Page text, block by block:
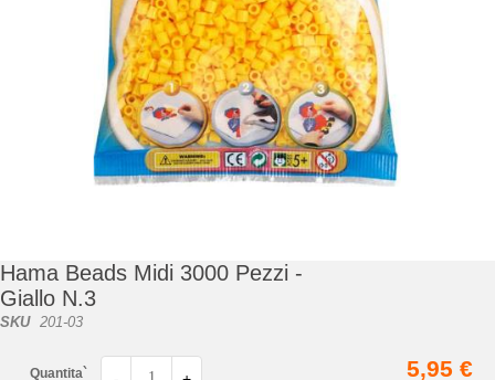
di
immagini
Hama Beads Midi 3000 Pezzi -
Giallo N.3
SKU 201-03
Quantita` 5,95 €